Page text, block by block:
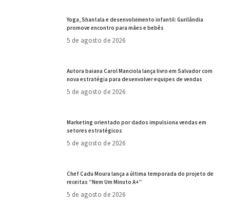
Yoga, Shantala e desenvolvimento infantil: Gurilândia
promove encontro para mães e bebês
5 de agosto de 2026
Autora baiana Carol Manciola lança livro em Salvador com
nova estratégia para desenvolver equipes de vendas
5 de agosto de 2026
Marketing orientado por dados impulsiona vendas em
setores estratégicos
5 de agosto de 2026
Chef Cadu Moura lança a última temporada do projeto de
receitas “Nem Um Minuto A+”
5 de agosto de 2026